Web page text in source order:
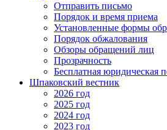
Отправить письмо
Порядок и время приема
Установленные формы
Порядок обжалования
Обзоры обращений лиц
Прозрачность
Бесплатная юридическая
Шпаковский вестник
2026 год
2025 год
2024 год
2023 год